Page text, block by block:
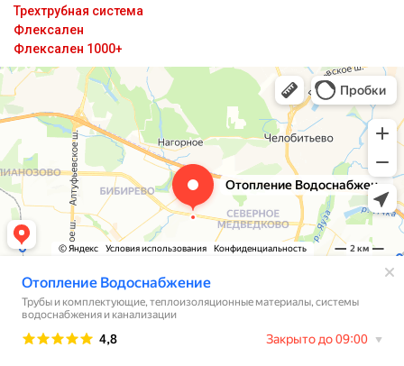
Трехтрубная система
Флексален
Флексален 1000+